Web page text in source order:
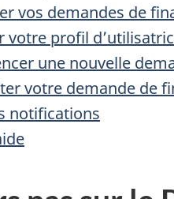
vos demandes de
votre profil
une nouvelle
votre demande de
notifications